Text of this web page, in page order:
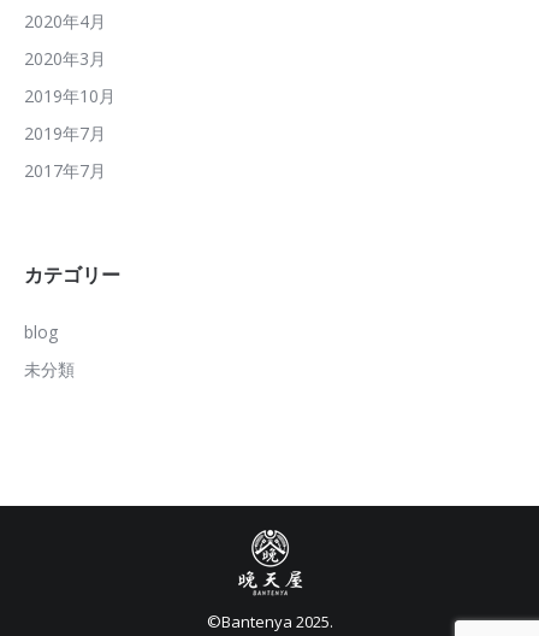
2020年4月
2020年3月
2019年10月
2019年7月
2017年7月
カテゴリー
blog
未分類
©︎Bantenya 2025.